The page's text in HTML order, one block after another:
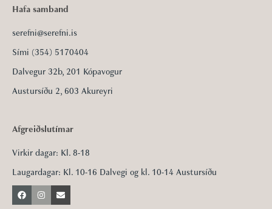
Hafa samband
serefni@serefni.is
Sími (354) 5170404
Dalvegur 32b, 201 Kópavogur
Austursíðu 2, 603 Akureyri
Afgreiðslutímar
Virkir dagar: Kl. 8-18
Laugardagar: Kl. 10-16 Dalvegi og kl. 10-14 Austursíðu